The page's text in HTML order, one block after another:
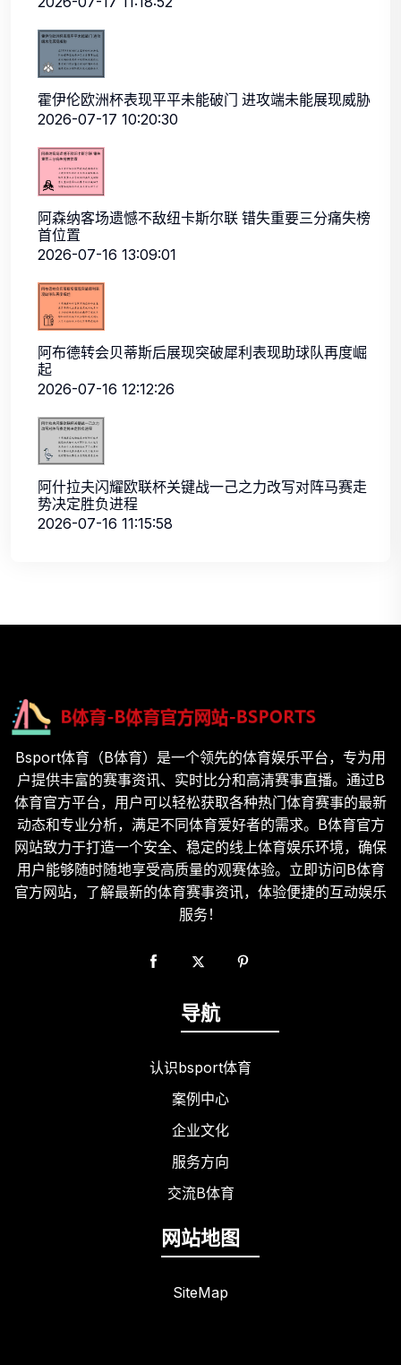
霍伊伦欧洲杯表现平平未能破门 进攻端未能展现威胁
2026-07-17 10:20:30
阿森纳客场遗憾不敌纽卡斯尔联 错失重要三分痛失榜
首位置
2026-07-16 13:09:01
阿布德转会贝蒂斯后展现突破犀利表现助球队再度崛
起
2026-07-16 12:12:26
阿什拉夫闪耀欧联杯关键战一己之力改写对阵马赛走
势决定胜负进程
2026-07-16 11:15:58
Bsport体育（B体育）是一个领先的体育娱乐平台，专为用
户提供丰富的赛事资讯、实时比分和高清赛事直播。通过B
体育官方平台，用户可以轻松获取各种热门体育赛事的最新
动态和专业分析，满足不同体育爱好者的需求。B体育官方
网站致力于打造一个安全、稳定的线上体育娱乐环境，确保
用户能够随时随地享受高质量的观赛体验。立即访问B体育
官方网站，了解最新的体育赛事资讯，体验便捷的互动娱乐
服务！
导航
认识bsport体育
案例中心
企业文化
服务方向
交流B体育
网站地图
SiteMap